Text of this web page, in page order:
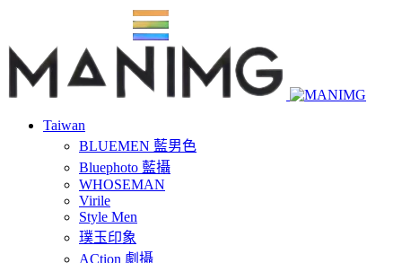
Taiwan
BLUEMEN 藍男色
Bluephoto 藍攝
WHOSEMAN
Virile
Style Men
璞玉印象
ACtion 劇攝